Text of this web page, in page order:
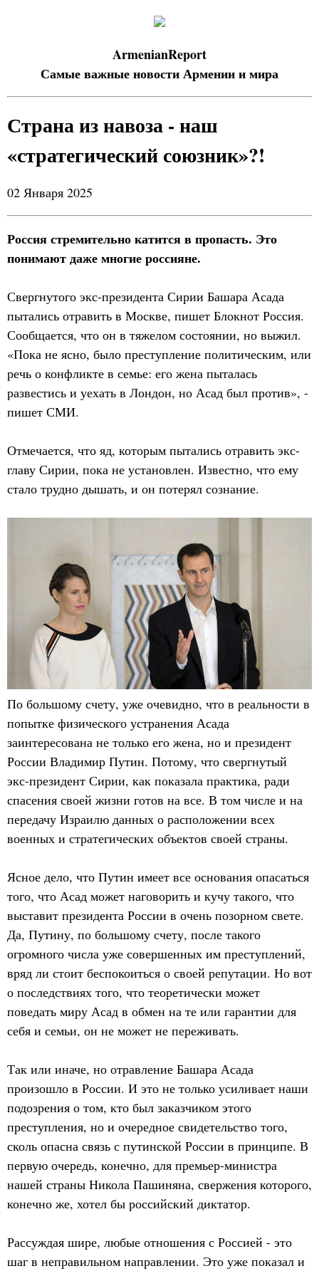
ArmenianReport
Самые важные новости Армении и мира
Страна из навоза - наш
«стратегический союзник»?!
02 Января 2025
Россия стремительно катится в пропасть. Это
понимают даже многие россияне.
Свергнутого экс-президента Сирии Башара Асада
пытались отравить в Москве, пишет Блокнот Россия.
Сообщается, что он в тяжелом состоянии, но выжил.
«Пока не ясно, было преступление политическим, или
речь о конфликте в семье: его жена пыталась
развестись и уехать в Лондон, но Асад был против», -
пишет СМИ.
Отмечается, что яд, которым пытались отравить экс-
главу Сирии, пока не установлен. Известно, что ему
стало трудно дышать, и он потерял сознание.
По большому счету, уже очевидно, что в реальности в
попытке физического устранения Асада
заинтересована не только его жена, но и президент
России Владимир Путин. Потому, что свергнутый
экс-президент Сирии, как показала практика, ради
спасения своей жизни готов на все. В том числе и на
передачу Израилю данных о расположении всех
военных и стратегических объектов своей страны.
Ясное дело, что Путин имеет все основания опасаться
того, что Асад может наговорить и кучу такого, что
выставит президента России в очень позорном свете.
Да, Путину, по большому счету, после такого
огромного числа уже совершенных им преступлений,
вряд ли стоит беспокоиться о своей репутации. Но вот
о последствиях того, что теоретически может
поведать миру Асад в обмен на те или гарантии для
себя и семьи, он не может не переживать.
Так или иначе, но отравление Башара Асада
произошло в России. И это не только усиливает наши
подозрения о том, кто был заказчиком этого
преступления, но и очередное свидетельство того,
сколь опасна связь с путинской России в принципе. В
первую очередь, конечно, для премьер-министра
нашей страны Никола Пашиняна, свержения которого,
конечно же, хотел бы российский диктатор.
Рассуждая шире, любые отношения с Россией - это
шаг в неправильном направлении. Это уже показал и